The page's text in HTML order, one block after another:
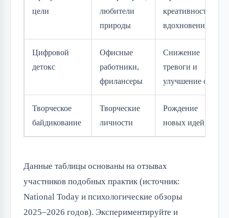
цели
любители
природы
креативности и
вдохновения
Цифровой
детокс
Офисные
работники,
фрилансеры
Снижение
тревоги и
улучшение сна
Творческое
байдикование
Творческие
личности
Рождение
новых идей
Данные таблицы основаны на отзывах
участников подобных практик (источник:
National Today и психологические обзоры
2025–2026 годов). Экспериментируйте и